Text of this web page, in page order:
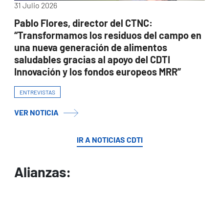
31 Julio 2026
Pablo Flores, director del CTNC:
“Transformamos los residuos del campo en
una nueva generación de alimentos
saludables gracias al apoyo del CDTI
Innovación y los fondos europeos MRR”
ENTREVISTAS
VER NOTICIA
IR A NOTICIAS CDTI
Alianzas: